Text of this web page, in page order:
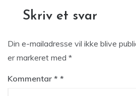
Skriv et svar
Din e-mailadresse vil ikke blive
er markeret med *
Kommentar *